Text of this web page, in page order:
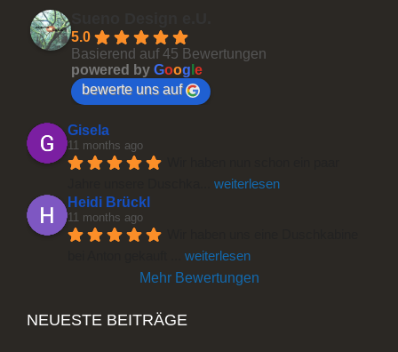
5.0
Basierend auf 45 Bewertungen
powered by Goog e
bewerte uns auf
Gisela
11 months ago
weiterlesen
Heidi Brückl
11 months ago
weiterlesen
Mehr Bewertungen
NEUESTE BEITRÄGE